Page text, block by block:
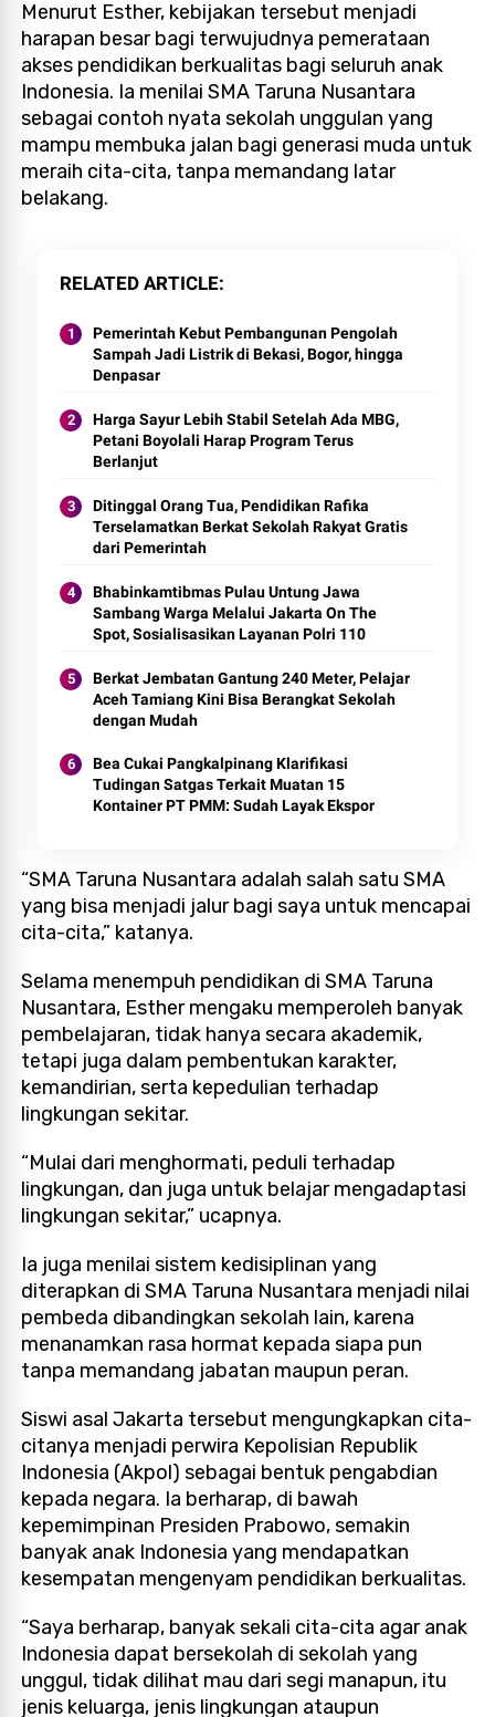
Menurut Esther, kebijakan tersebut menjadi
harapan besar bagi terwujudnya pemerataan
akses pendidikan berkualitas bagi seluruh anak
Indonesia. Ia menilai SMA Taruna Nusantara
sebagai contoh nyata sekolah unggulan yang
mampu membuka jalan bagi generasi muda untuk
meraih cita-cita, tanpa memandang latar
belakang.
RELATED ARTICLE
Pemerintah Kebut Pembangunan Pengolah
Sampah Jadi Listrik di Bekasi, Bogor, hingga
Denpasar
Harga Sayur Lebih Stabil Setelah Ada MBG,
Petani Boyolali Harap Program Terus
Berlanjut
Ditinggal Orang Tua, Pendidikan Rafika
Terselamatkan Berkat Sekolah Rakyat Gratis
dari Pemerintah
Bhabinkamtibmas Pulau Untung Jawa
Sambang Warga Melalui Jakarta On The
Spot, Sosialisasikan Layanan Polri 110
Berkat Jembatan Gantung 240 Meter, Pelajar
Aceh Tamiang Kini Bisa Berangkat Sekolah
dengan Mudah
Bea Cukai Pangkalpinang Klarifikasi
Tudingan Satgas Terkait Muatan 15
Kontainer PT PMM: Sudah Layak Ekspor
“SMA Taruna Nusantara adalah salah satu SMA
yang bisa menjadi jalur bagi saya untuk mencapai
cita-cita,” katanya.
Selama menempuh pendidikan di SMA Taruna
Nusantara, Esther mengaku memperoleh banyak
pembelajaran, tidak hanya secara akademik,
tetapi juga dalam pembentukan karakter,
kemandirian, serta kepedulian terhadap
lingkungan sekitar.
“Mulai dari menghormati, peduli terhadap
lingkungan, dan juga untuk belajar mengadaptasi
lingkungan sekitar,” ucapnya.
Ia juga menilai sistem kedisiplinan yang
diterapkan di SMA Taruna Nusantara menjadi nilai
pembeda dibandingkan sekolah lain, karena
menanamkan rasa hormat kepada siapa pun
tanpa memandang jabatan maupun peran.
Siswi asal Jakarta tersebut mengungkapkan cita-
citanya menjadi perwira Kepolisian Republik
Indonesia (Akpol) sebagai bentuk pengabdian
kepada negara. Ia berharap, di bawah
kepemimpinan Presiden Prabowo, semakin
banyak anak Indonesia yang mendapatkan
kesempatan mengenyam pendidikan berkualitas.
“Saya berharap, banyak sekali cita-cita agar anak
Indonesia dapat bersekolah di sekolah yang
unggul, tidak dilihat mau dari segi manapun, itu
jenis keluarga, jenis lingkungan ataupun